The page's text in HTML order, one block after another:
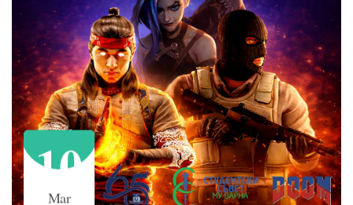
10
Mar